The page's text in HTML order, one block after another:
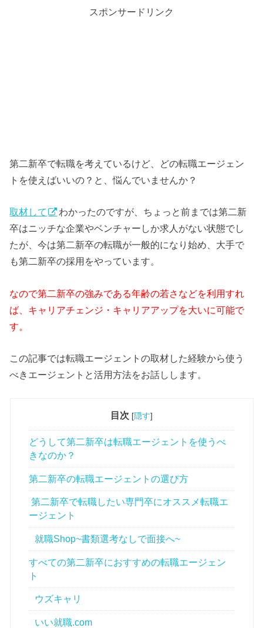
スポンサードリンク
第二新卒で転職を考えているけど、どの転職エージェン
トを使えばいいの？と、悩んでいませんか？
取材して
わかったのですが、ちょっと前までは第二新
卒はニッチな企業やベンチャーしか求人がない状態でし
たが、今は第二新卒の転職が一般的になり始め、大手で
も第二新卒の採用をやっています。
なので第二新卒の強みである年齢の若さなどを利用すれ
ば、キャリアチェンジ・キャリアアップを大いに可能で
す。
この記事では転職エージェントの取材した経験から使う
べきエージェントと活用方法をお話しします。
目次 [隠す]
どうして第二新卒は転職エージェントを使うべ
きなのか？
第二新卒の転職エージェントの選び方
第二新卒で転職したい専門卒にオススメ転職エ
ージェント
就職Shop~書類選考なしで面接へ~
すべての第二新卒におすすめの転職エージェン
ト
ウズキャリ
いい就職.com